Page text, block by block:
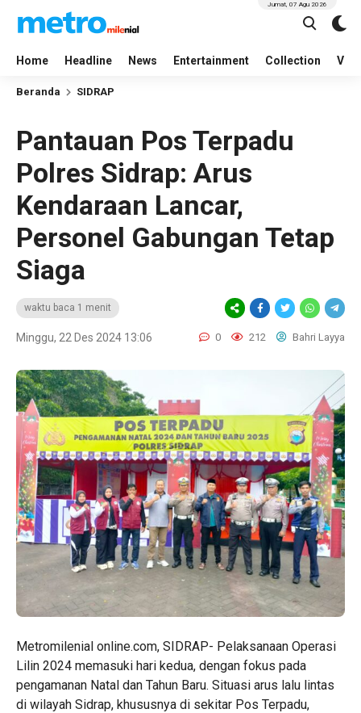
Home Headline News Entertainment Collection
Jumat, 07 Agu 2026
Beranda SIDRAP
Pantauan Pos Terpadu
Polres Sidrap: Arus
Kendaraan Lancar,
Personel Gabungan Tetap
Siaga
waktu baca 1 menit
Minggu, 22 Des 2024 13:06 0 212 Bahri Layya
Metromilenial online.com, SIDRAP- Pelaksanaan Operasi
Lilin 2024 memasuki hari kedua, dengan fokus pada
pengamanan Natal dan Tahun Baru. Situasi arus lalu lintas
di wilayah Sidrap, khususnya di sekitar Pos Terpadu,